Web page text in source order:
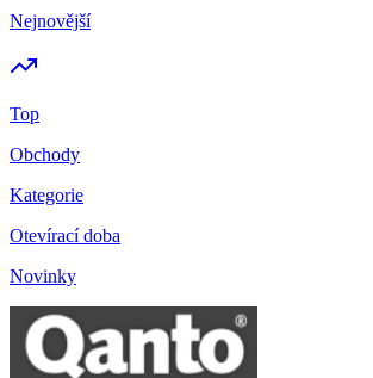
Nejnovější
Top
Obchody
Kategorie
Otevírací doba
Novinky